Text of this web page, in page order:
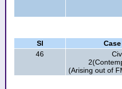
Sl
46
(Arising out of